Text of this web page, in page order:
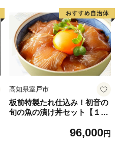
高知県室戸市
板前特製たれ仕込み！初音の
旬の魚の漬け丼セット【１２
96,000円